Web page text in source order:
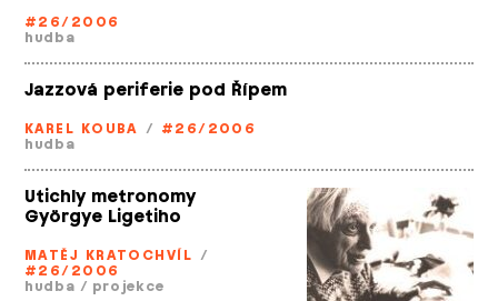
#26/2006
hudba
Jazzová periferie pod Řípem
KAREL KOUBA / #26/2006
hudba
Utichly metronomy
Györgye Ligetiho
MATĚJ KRATOCHVÍL /
#26/2006
hudba / projekce